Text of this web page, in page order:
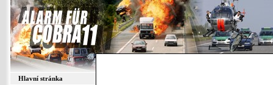
Hlavní stránka